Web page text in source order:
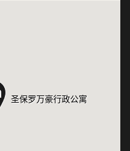
圣保罗万豪行政公寓
圣保罗万豪行政公寓